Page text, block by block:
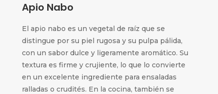
Apio Nabo
El apio nabo es un vegetal de raíz que se
distingue por su piel rugosa y su pulpa pálida,
con un sabor dulce y ligeramente aromático. Su
textura es firme y crujiente, lo que lo convierte
en un excelente ingrediente para ensaladas
ralladas o crudités. En la cocina, también se